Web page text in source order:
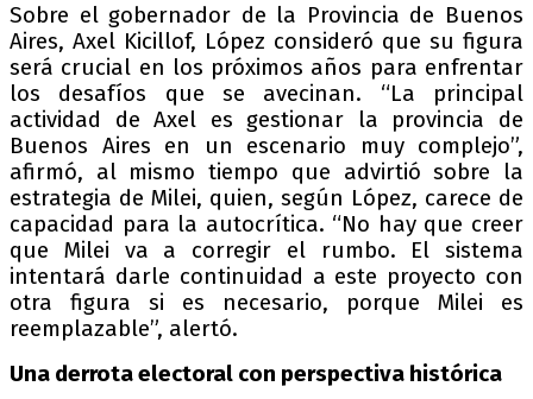
Sobre el gobernador de la Provincia de Buenos
Aires, Axel Kicillof, López consideró que su figura
será crucial en los próximos años para enfrentar
los desafíos que se avecinan. “La principal
actividad de Axel es gestionar la provincia de
Buenos Aires en un escenario muy complejo”,
afirmó, al mismo tiempo que advirtió sobre la
estrategia de Milei, quien, según López, carece de
capacidad para la autocrítica. “No hay que creer
que Milei va a corregir el rumbo. El sistema
intentará darle continuidad a este proyecto con
otra figura si es necesario, porque Milei es
reemplazable”, alertó.
Una derrota electoral con perspectiva histórica